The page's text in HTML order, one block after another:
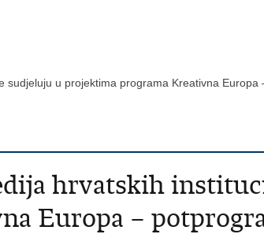
u projektima programa Kreativna Europa
hrvatskih
Europa –